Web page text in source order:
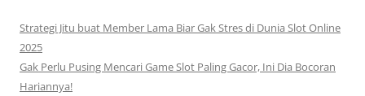
Strategi Jitu buat Member Lama Biar Gak Stres di Dunia Slot Online
2025
Gak Perlu Pusing Mencari Game Slot Paling Gacor, Ini Dia Bocoran
Hariannya!